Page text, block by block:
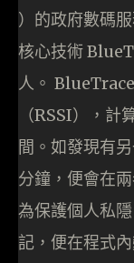
）的政府數碼
核心技術
人。
（RSSI），
間。如發現有
分鐘，便會在
為保護個人私
記，便在程式